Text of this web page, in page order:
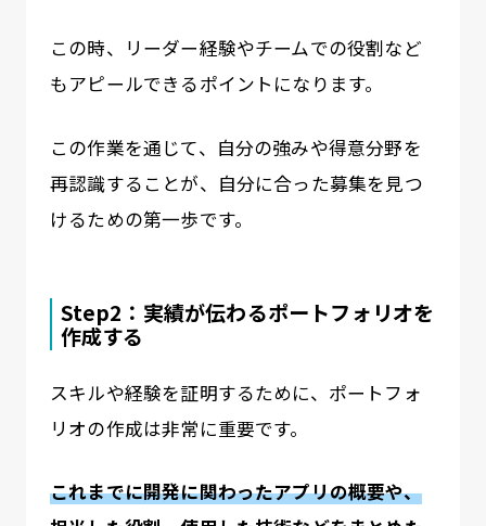
この時、リーダー経験やチームでの役割など
もアピールできるポイントになります。
この作業を通じて、自分の強みや得意分野を
再認識することが、自分に合った募集を見つ
けるための第一歩です。
Step2：実績が伝わるポートフォリオを
作成する
スキルや経験を証明するために、ポートフォ
リオの作成は非常に重要です。
これまでに開発に関わったアプリの概要や、